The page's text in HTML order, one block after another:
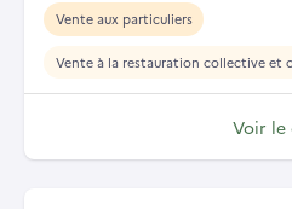
Vente aux particuliers
Vente à la restauration collective et
Voir